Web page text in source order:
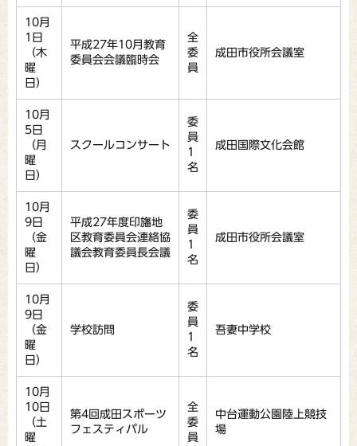
10月
1日
（木
曜
日）
平成27年10月教育
委員会会議臨時会
全
委
員
成田市役所会議室
10月
5日
（月
曜
日）
スクールコンサート
委
員
1
名
成田国際文化会館
10月
9日
（金
曜
日）
平成27年度印旛地
区教育委員会連絡協
議会教育委員長会議
委
員
1
名
成田市役所会議室
10月
9日
（金
曜
日）
学校訪問
委
員
1
名
吾妻中学校
10月
10日
（土
曜
第4回成田スポーツ
フェスティバル
全
委
員
中台運動公園陸上競技
場